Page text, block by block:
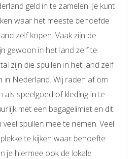
geld in te zamelen. Je kunt
waar het meeste behoefde
zelf kopen. Vaak zijn de
gewoon in het land zelf te
zijn die spullen in het land zelf
in Nederland. Wij raden af om
als speelgoed of kleding in te
met een bagagelimiet en dit
spullen mee te nemen. Veel
te kijken waar behoefte
je hiermee ook de lokale